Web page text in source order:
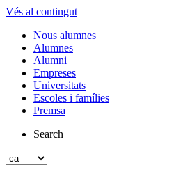
Vés al contingut
Nous alumnes
Alumnes
Alumni
Empreses
Universitats
Escoles i famílies
Premsa
Search